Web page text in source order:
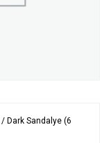
/ Dark Sandalye (6